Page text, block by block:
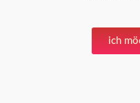
ich